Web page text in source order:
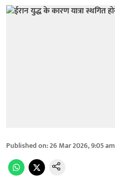
Published on:26 Mar 2026, 9:05 am